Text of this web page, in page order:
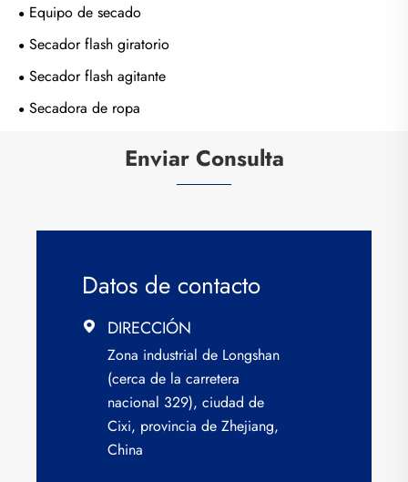
Equipo de secado
Secador flash giratorio
Secador flash agitante
Secadora de ropa
Enviar Consulta
Datos de contacto
 DIRECCIÓN
Zona industrial de Longshan
(cerca de la carretera
nacional 329), ciudad de
Cixi, provincia de Zhejiang,
China